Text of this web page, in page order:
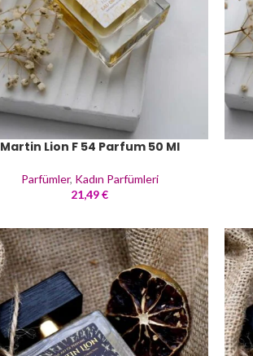
Martin Lion F 54 Parfum 50 Ml
Parfümler, Kadın Parfümleri
21,49€